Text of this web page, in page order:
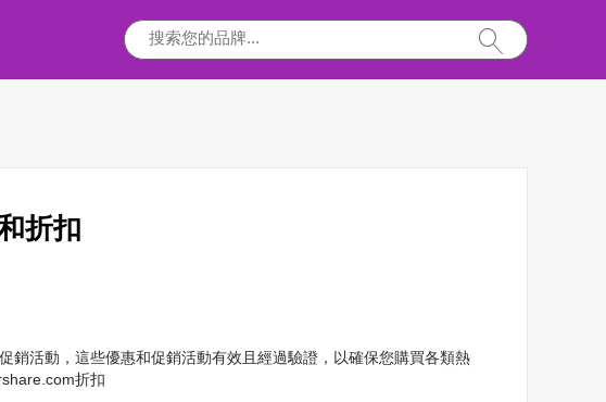
折扣
銷活動，這些優惠和促銷活動有效且經過驗證，以確保您購買各類熱
折扣